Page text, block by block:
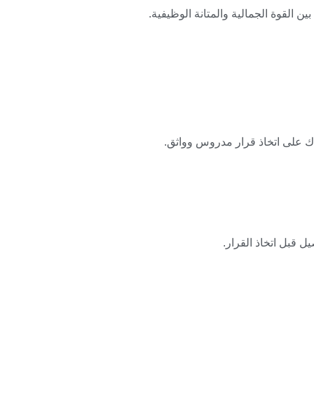
الجمالية والمتانة الوظيفية.
على اتخاذ قرار مدروس وواثق.
قبل اتخاذ القرار.